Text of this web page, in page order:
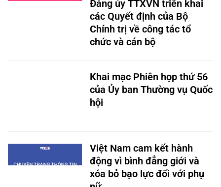
Đảng ủy TTXVN triển khai
các Quyết định của Bộ
Chính trị về công tác tổ
chức và cán bộ
Khai mạc Phiên họp thứ 56
của Ủy ban Thường vụ Quốc
hội
Việt Nam cam kết hành
động vì bình đẳng giới và
xóa bỏ bạo lực đối với phụ